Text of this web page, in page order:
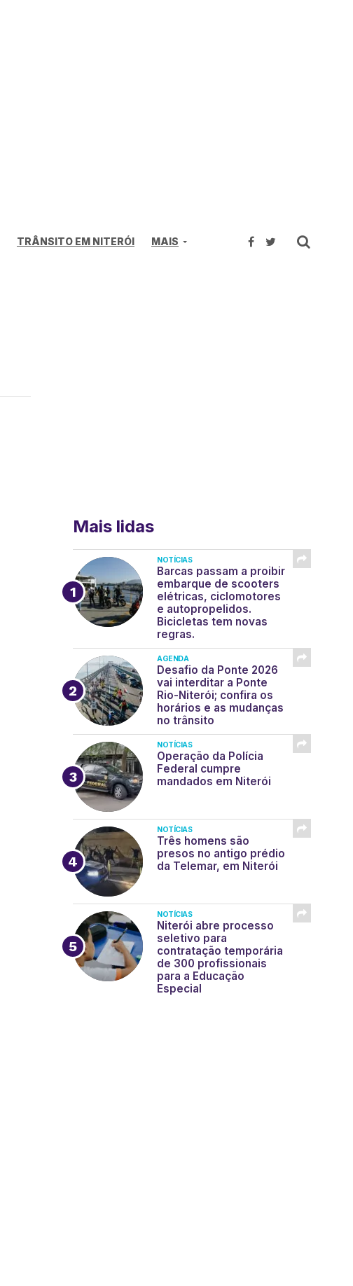
TRÂNSITO EM NITERÓI MAIS
Mais lidas
NOTÍCIAS
Barcas passam a proibir
embarque de scooters
elétricas, ciclomotores
e autopropelidos.
Bicicletas tem novas
regras.
AGENDA
Desafio da Ponte 2026
vai interditar a Ponte
Rio-Niterói; confira os
horários e as mudanças
no trânsito
NOTÍCIAS
Operação da Polícia
Federal cumpre
mandados em Niterói
NOTÍCIAS
Três homens são
presos no antigo prédio
da Telemar, em Niterói
NOTÍCIAS
Niterói abre processo
seletivo para
contratação temporária
de 300 profissionais
para a Educação
Especial